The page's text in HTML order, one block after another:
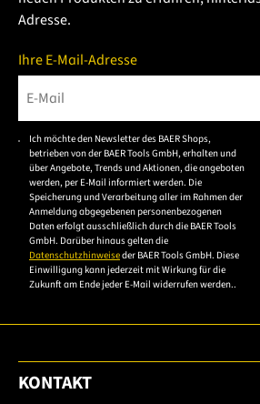
Adresse.
Ihre E-Mail-Adresse
Bitte geben Sie eine gültige E-Mail-
Ich möchte den Newsletter des BAER Shops,
betrieben von der BAER Tools GmbH, erhalten und
über Angebote, Trends und Aktionen, die angeboten
werden, per E-Mail informiert werden. Die
Speicherung und Verarbeitung aller im Rahmen der
Anmeldung abgegebenen personenbezogenen
Daten erfolgt ausschließlich durch die BAER Tools
GmbH. Darüber hinaus gelten die
Datenschutzhinweiseder BAER Tools GmbH. Diese
Einwilligung kann jederzeit mit Wirkung für die
Zukunft am Ende jeder E-Mail widerrufen werden..
KONTAKT